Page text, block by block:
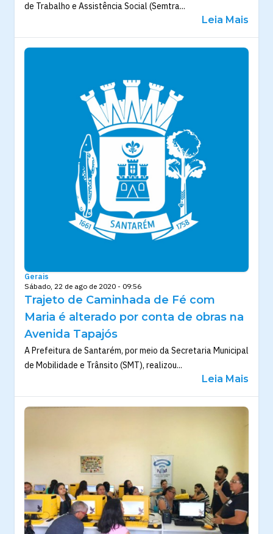
de Trabalho e Assistência Social (Semtra...
Leia Mais
Gerais
Sábado, 22 de ago de 2020 - 09:56
Trajeto de Caminhada de Fé com
Maria é alterado por conta de obras na
Avenida Tapajós
A Prefeitura de Santarém, por meio da Secretaria Municipal
de Mobilidade e Trânsito (SMT), realizou...
Leia Mais